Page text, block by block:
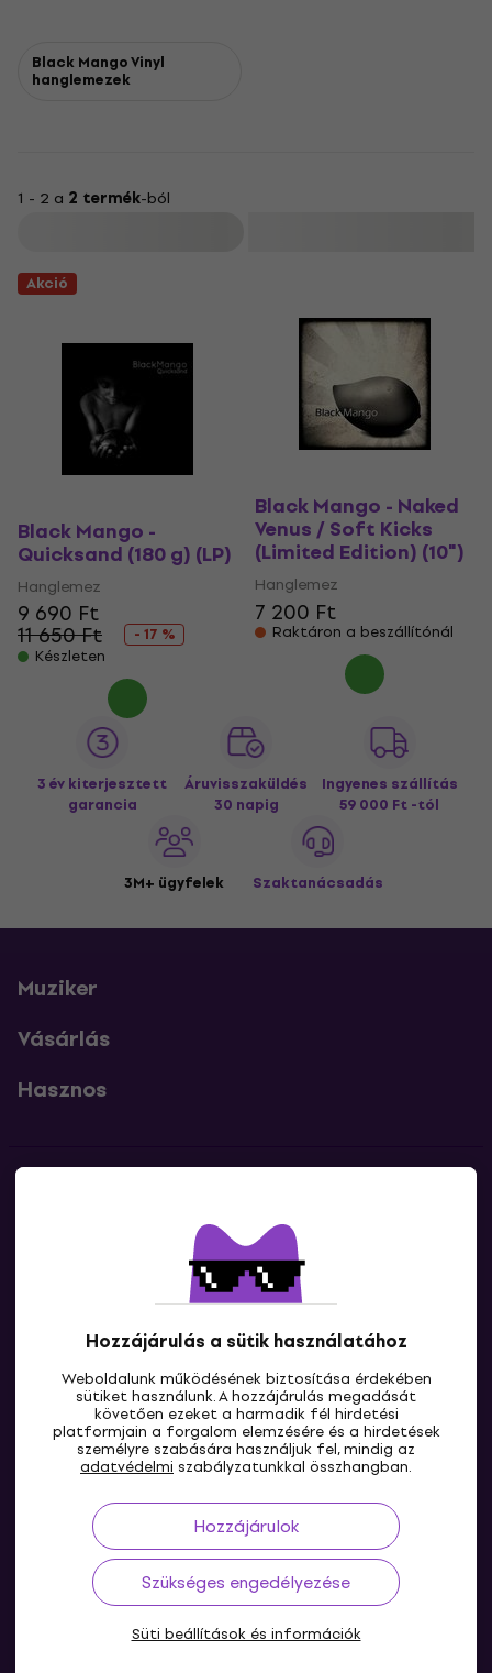
Hozzájárulás a sütik használatához
Weboldalunk működésének biztosítása érdekében
sütiket használunk. A hozzájárulás megadását
követően ezeket a harmadik fél hirdetési
platformjain a forgalom elemzésére és a hirdetések
személyre szabására használjuk fel, mindig az
adatvédelmi szabályzatunkkal összhangban.
Hozzájárulok
Szükséges engedélyezése
Süti beállítások és információk
Black Mango Vinyl
hanglemezek
1 - 2 a 2 termék-ból
Akció
Black Mango -
Quicksand (180 g) (LP)
Hanglemez
9 690 Ft
11 650 Ft
- 17 %
Készleten
Black Mango - Naked
Venus / Soft Kicks
(Limited Edition) (10")
Hanglemez
7 200 Ft
Raktáron a beszállítónál
3 év kiterjesztett
garancia
Áruvisszaküldés
30 napig
Ingyenes szállítás
59 000 Ft -tól
3M+ ügyfelek Szaktanácsadás
Muziker
Vásárlás
Hasznos
Lépj kapcsolatba velünk
HU